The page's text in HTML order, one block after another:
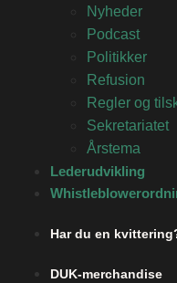
Nyheder
Podcast
Politikker
Refusion
Regler og
Sekretariatet
Årstema
Lederudvikling
Har du en
DUK-merchandise